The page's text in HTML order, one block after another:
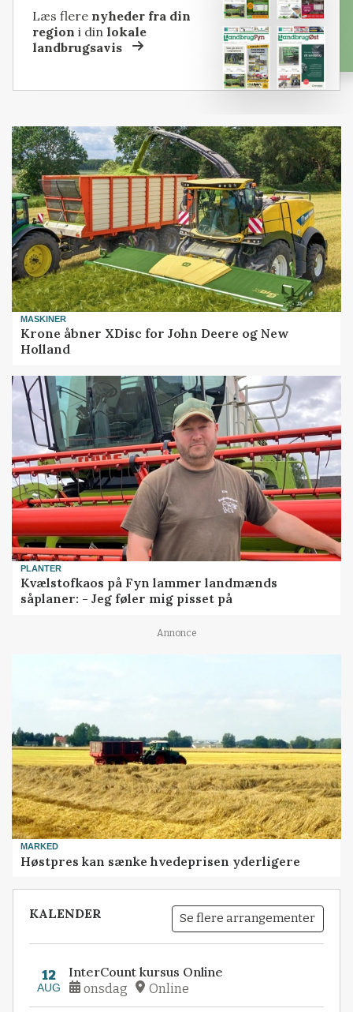
Læs flere nyheder fra din
region i dinlokale
landbrugsavis
MASKINER
Krone åbner XDisc for John Deere og New
Holland
PLANTER
Kvælstofkaos på Fyn lammer landmænds
såplaner: - Jeg føler mig pisset på
Annonce
MARKED
Høstpres kan sænke hvedeprisen yderligere
KALENDER Se flere arrangementer
12
AUG
InterCount kursus Online
onsdag Online